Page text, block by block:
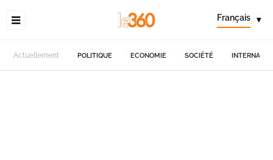
Français ▾
Actuellement POLITIQUE ECONOMIE SOCIÉTÉ